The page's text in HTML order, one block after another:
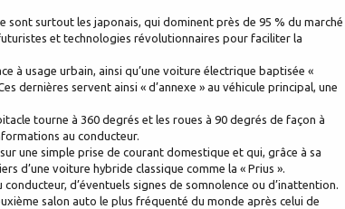
surtout les japonais, qui dominent près de 95 % du marché
et technologies révolutionnaires pour faciliter la
à usage urbain, ainsi qu’une voiture électrique baptisée «
dernières servent ainsi « d’annexe » au véhicule principal, une
tourne à 360 degrés et les roues à 90 degrés de façon à
au conducteur.
une simple prise de courant domestique et qui, grâce à sa
d’une voiture hybride classique comme la « Prius ».
d’éventuels signes de somnolence ou d’inattention.
salon auto le plus fréquenté du monde après celui de